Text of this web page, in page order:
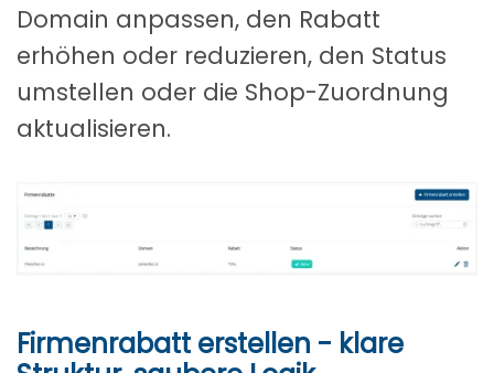
Domain anpassen, den Rabatt
erhöhen oder reduzieren, den Status
umstellen oder die Shop-Zuordnung
aktualisieren.
Firmenrabatt erstellen - klare